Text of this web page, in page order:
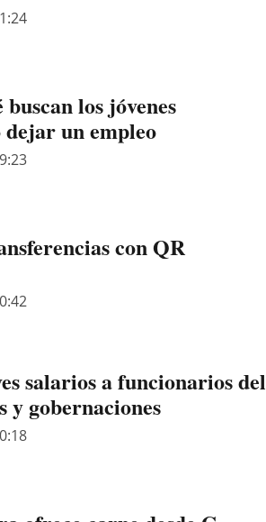
los jóvenes
un empleo
con QR
salarios a funcionarios del
y gobernaciones